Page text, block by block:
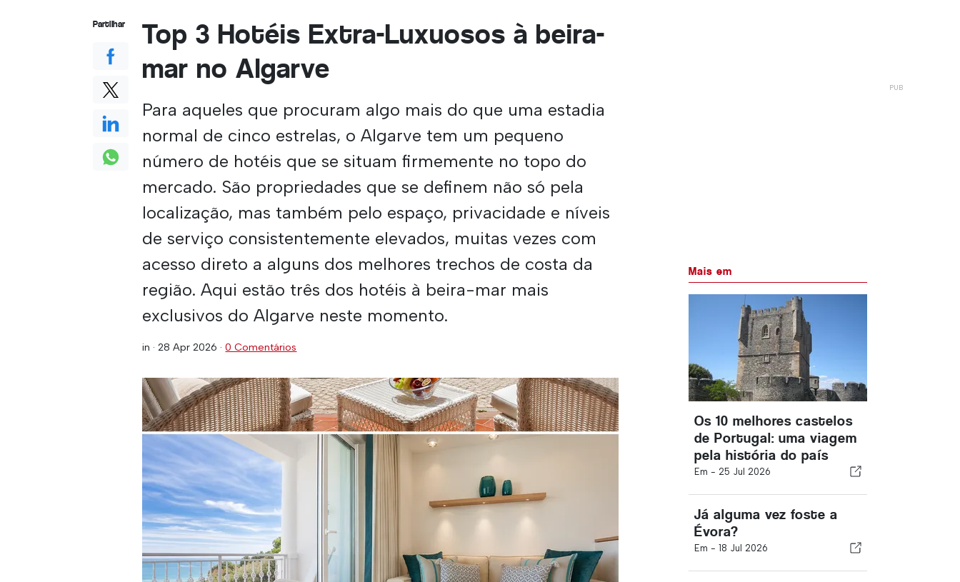
Top 3 Hotéis Extra-Luxuosos à beira-
mar no Algarve
Para aqueles que procuram algo mais do que uma estadia
normal de cinco estrelas, o Algarve tem um pequeno
número de hotéis que se situam firmemente no topo do
mercado. São propriedades que se definem não só pela
localização, mas também pelo espaço, privacidade e níveis
de serviço consistentemente elevados, muitas vezes com
acesso direto a alguns dos melhores trechos de costa da
região. Aqui estão três dos hotéis à beira-mar mais
exclusivos do Algarve neste momento.
in ·28 Apr 2026 ·0 Comentários
Partilhar
Mais em
Os 10 melhores castelos
de Portugal: uma viagem
pela história do país
Em - 25 Jul 2026
Já alguma vez foste a
Évora?
Em - 18 Jul 2026